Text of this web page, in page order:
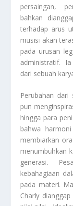
persaingan,
bahkan
terhadap arus
musisi akan
pada urusan
administratif.
dari sebuah
Perubahan
pun
hingga para
bahwa
membiarkan
menumbuhkan
generasi.
kebahagiaan
pada materi.
Charly